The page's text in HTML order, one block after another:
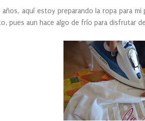
aquí estoy preparando la ropa para
pues aun hace algo de frío para disfrutar